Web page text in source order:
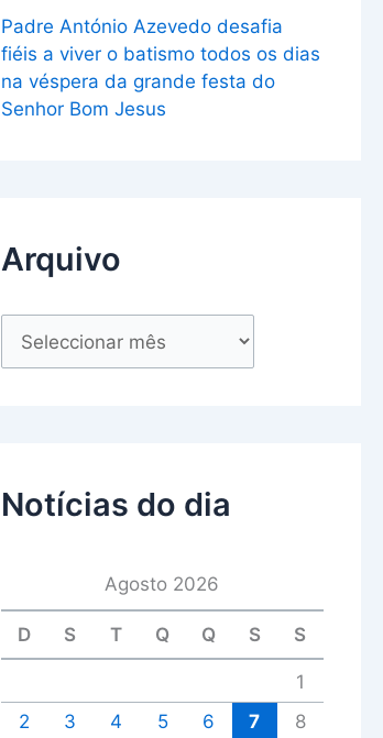
Padre António Azevedo desafia
fiéis a viver o batismo todos os dias
na véspera da grande festa do
Senhor Bom Jesus
Arquivo
Notícias do dia
Agosto 2026
D S T Q Q S S
1
2
3 4 5 6 7
8